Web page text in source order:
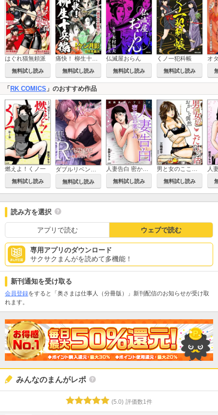
はぐれ猫無頼派
無料試し読み
痛快！ 柳生十兵衛
無料試し読み
仏滅屋おらん
無料試し読み
くノ一犯科帳
無料試し読み
「 RK COMICS 」のおすすめ作品
燃えよ！くノ一
無料試し読み
ダブルリベンジ ～復讐の甘い毒～（分冊版）
無料試し読み
人妻告白 密かなお楽しみ
無料試し読み
男と女のここだけの話 おかしな偶然
無料試し読み
読み方を選択
アプリで読む ウェブで読む
専用アプリのダウンロード
サクサクまんがを読めて多機能！
新刊通知を受け取る
会員登録をすると「奥さまは仕事人（分冊版）」新刊配信のお知らせが受け取
れます。
みんなのまんがレポ
(5.0) 評価数1件